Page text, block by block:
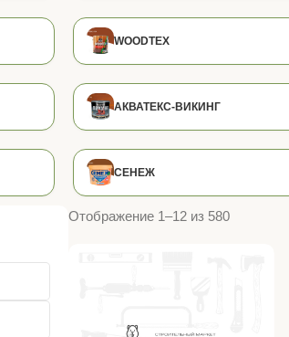
WOODTEX
АКВАТЕКС-ВИКИНГ
СЕНЕЖ
Отображение 1–12 из 580